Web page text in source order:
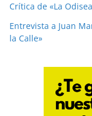
Crítica de «La
Entrevista a Juan
la Calle»